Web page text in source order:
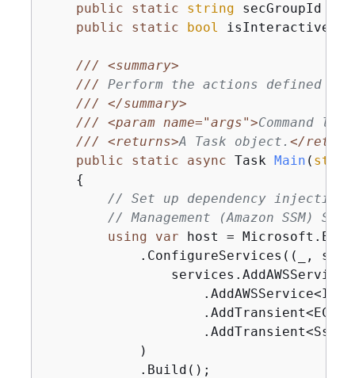
public
static string secGroupId =
public
static bool isInteractive =
///
<summary>
/// Perform the actions defined for
///
</summary>
///
<param name="args">Command
///
<returns>A Task object. </
public
static async Task Main (
{
// Set up dependency injection
// Management (Amazon SSM)
using
var host =
.ConfigureServices((_,
            )
            .Build();